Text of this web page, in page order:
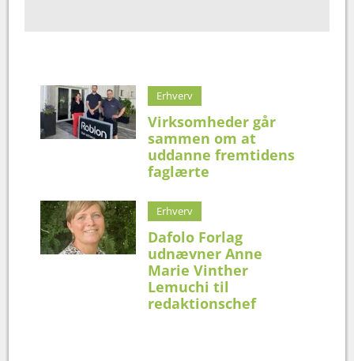
Erhverv
Virksomheder går
sammen om at
uddanne fremtidens
faglærte
Erhverv
Dafolo Forlag
udnævner Anne
Marie Vinther
Lemuchi til
redaktionschef